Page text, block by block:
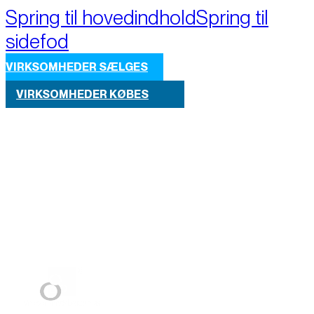
Spring til hovedindholdSpring til
sidefod
VIRKSOMHEDER SÆLGES
VIRKSOMHEDER KØBES